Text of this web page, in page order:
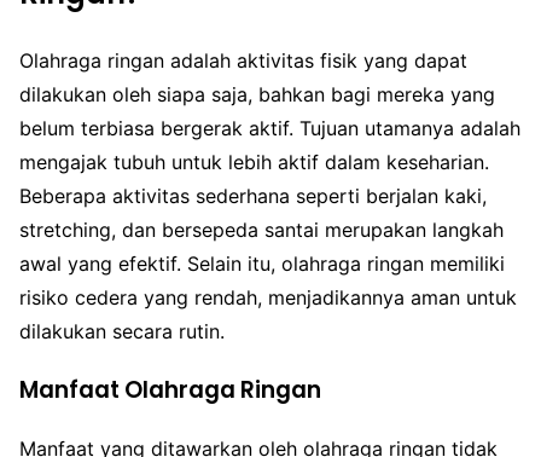
Olahraga ringan adalah aktivitas fisik yang dapat
dilakukan oleh siapa saja, bahkan bagi mereka yang
belum terbiasa bergerak aktif. Tujuan utamanya adalah
mengajak tubuh untuk lebih aktif dalam keseharian.
Beberapa aktivitas sederhana seperti berjalan kaki,
stretching, dan bersepeda santai merupakan langkah
awal yang efektif. Selain itu, olahraga ringan memiliki
risiko cedera yang rendah, menjadikannya aman untuk
dilakukan secara rutin.
Manfaat Olahraga Ringan
Manfaat yang ditawarkan oleh olahraga ringan tidak